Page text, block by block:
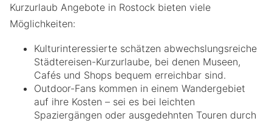
Kurzurlaub Angebote in Rostock bieten viele
Möglichkeiten:
Kulturinteressierte schätzen abwechslungsreiche
Städtereisen-Kurzurlaube, bei denen Museen,
Cafés und Shops bequem erreichbar sind.
Outdoor-Fans kommen in einem Wandergebiet
auf ihre Kosten – sei es bei leichten
Spaziergängen oder ausgedehnten Touren durch